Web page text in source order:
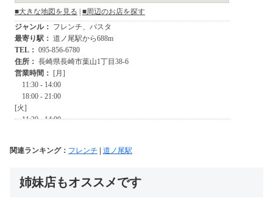
関連ランキング： フレンチ | 道ノ尾駅
姉妹店もオススメです